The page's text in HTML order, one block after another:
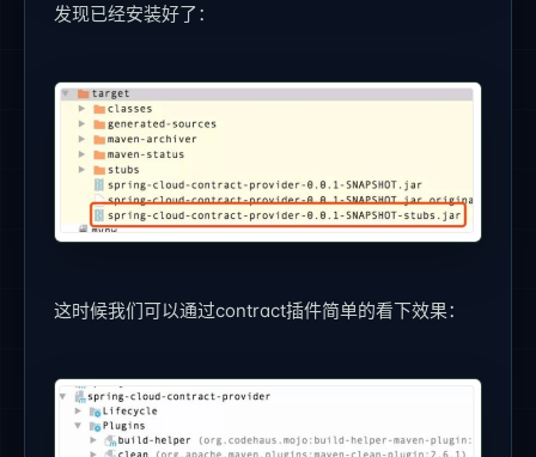
发现已经安装好了：
这时候我们可以通过contract插件简单的看下效果：